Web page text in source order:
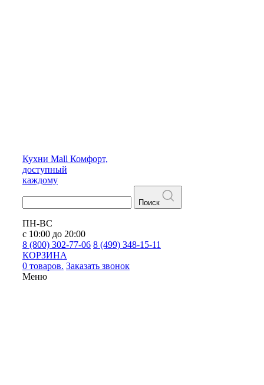
Кухни Mall Комфорт,
доступный
каждому
Поиск
ПН-ВС
с 10:00 до 20:00
8 (800) 302-77-06 8 (499) 348-15-11
КОРЗИНА
0 товаров. Заказать звонок
Меню